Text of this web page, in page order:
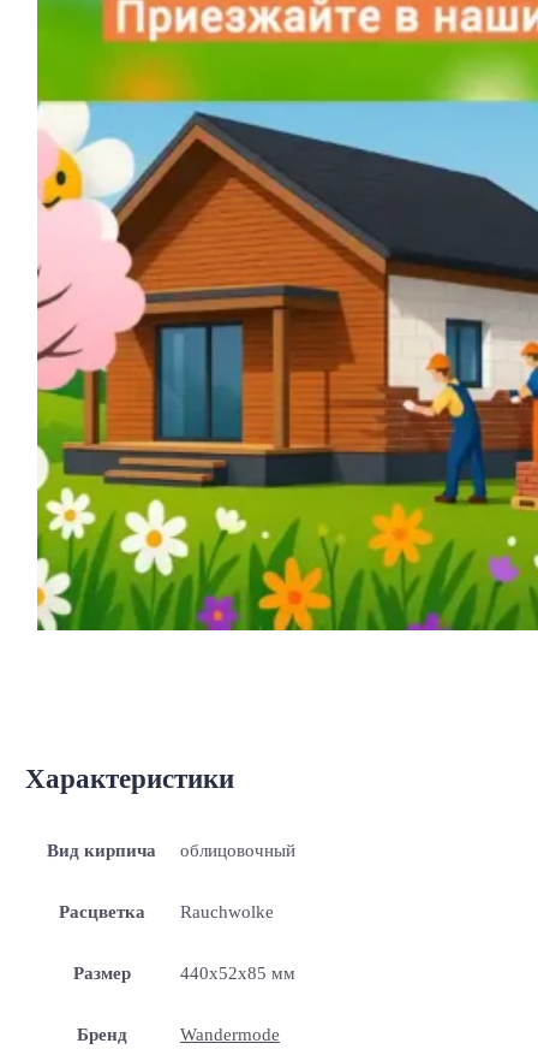
Характеристики
Вид кирпича облицовочный
Расцветка Rauchwolke
Размер 440x52x85 мм
Бренд Wandermode